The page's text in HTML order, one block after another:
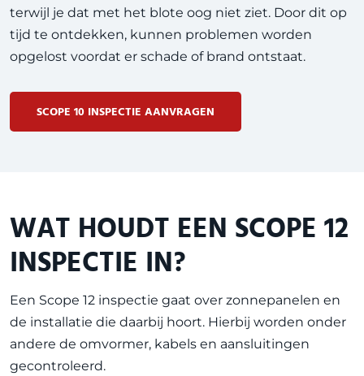
terwijl je dat met het blote oog niet ziet. Door dit op
tijd te ontdekken, kunnen problemen worden
opgelost voordat er schade of brand ontstaat.
SCOPE 10 INSPECTIE AANVRAGEN
WAT HOUDT EEN SCOPE 12
INSPECTIE IN?
Een Scope 12 inspectie gaat over zonnepanelen en
de installatie die daarbij hoort. Hierbij worden onder
andere de omvormer, kabels en aansluitingen
gecontroleerd.